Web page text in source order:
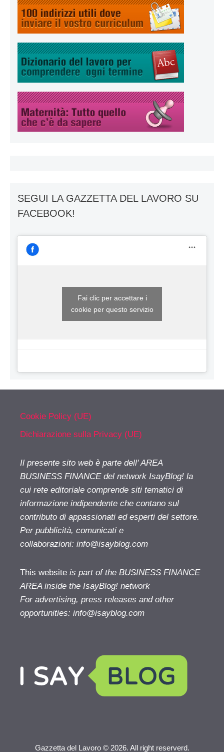
SEGUI LA GAZZETTA DEL LAVORO SU
FACEBOOK!
Fai clic per accettare i
cookie per questo servizio
Cookie Policy (UE)
Dichiarazione sulla Privacy (UE)
Il presente sito web è parte dell' AREA
BUSINESS FINANCE del network IsayBlog! la
cui rete editoriale comprende siti tematici di
informazione indipendente che contano sul
contributo di appassionati ed esperti del settore.
Per pubblicità, comunicati e
collaborazioni: info@isayblog.com
This website is part of the BUSINESS FINANCE
AREA inside the IsayBlog! network
For advertising, press releases and other
opportunities: info@isayblog.com
Gazzetta del Lavoro © 2026. All right reserverd.